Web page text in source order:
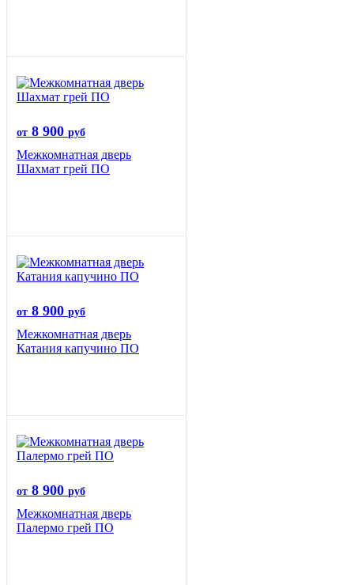
от 8 900 руб
Межкомнатная дверь
Шахмат грей ПО
от 8 900 руб
Межкомнатная дверь
Катания капучино ПО
от 8 900 руб
Межкомнатная дверь
Палермо грей ПО